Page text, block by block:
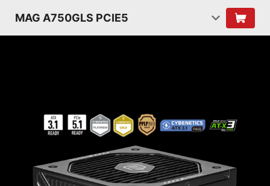
MAG A750GLS PCIE5